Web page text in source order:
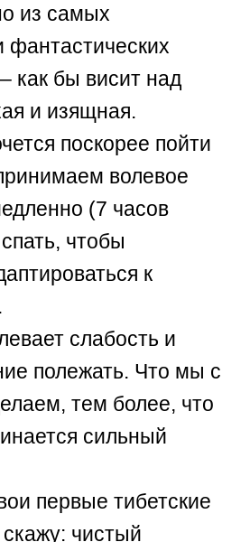
из самых
фантастических
как бы висит над
и изящная.
поскорее пойти
волевое
(7 часов
чтобы
к
слабость и
полежать. Что мы с
тем более, что
сильный
первые тибетские
чистый